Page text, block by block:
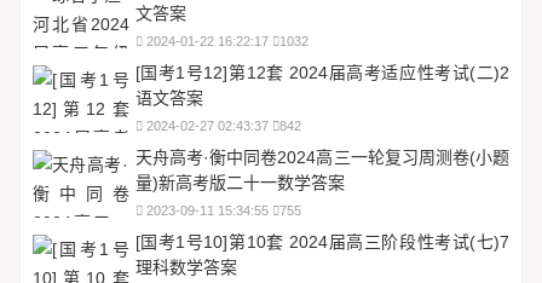
文答案
2024-01-22 16:22:17 1032
[国考1号12]第12套 2024届高考适应性考试(二)2
语文答案
2024-02-27 02:43:37 842
天舟高考·衡中同卷2024高三一轮复习周测卷(小题
量)新高考版二十一数学答案
2023-09-11 15:34:55 755
[国考1号10]第10套 2024届高三阶段性考试(七)7
理科数学答案